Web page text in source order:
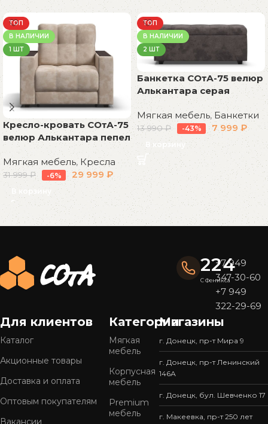
ТОП
В НАЛИЧИИ
1 ШТ
Кресло-кровать СОтА-75
велюр Алькантара пепел
Мягкая мебель, Кресла
31 999₽ -6% 29 999 ₽
В корзину
ТОП
В НАЛИЧИИ
2 ШТ
Банкетка СОтА-75 велюр
Алькантара серая
Мягкая мебель, Банкетки
13 990₽ -43% 7 999 ₽
В корзину
Read More
224
С Феникса
+7 949
347-30-60
+7 949
322-29-69
Для клиентов
Каталог
Акционные товары
Доставка и оплата
Оптовым покупателям
Вакансии
Категории
Мягкая
мебель
Корпусная
мебель
Premium
мебель
Магазины
г. Донецк, пр-т Мира 9
г. Донецк, пр-т Ленинский
146А
г. Донецк, бул. Шевченко 17
г. Макеевка, пр-т 250 лет